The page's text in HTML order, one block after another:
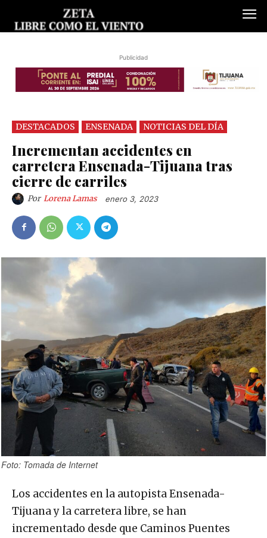
Publicidad
DESTACADOS ENSENADA NOTICIAS DEL DÍA
Incrementan accidentes en
carretera Ensenada-Tijuana tras
cierre de carriles
Por Lorena Lamas enero 3, 2023
Foto: Tomada de Internet
Los accidentes en la autopista Ensenada-
Tijuana y la carretera libre, se han
incrementado desde que Caminos Puentes